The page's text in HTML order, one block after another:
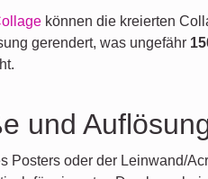
können die kreierten
gerendert, was ungefähr
und
Posters oder der Leinwand/